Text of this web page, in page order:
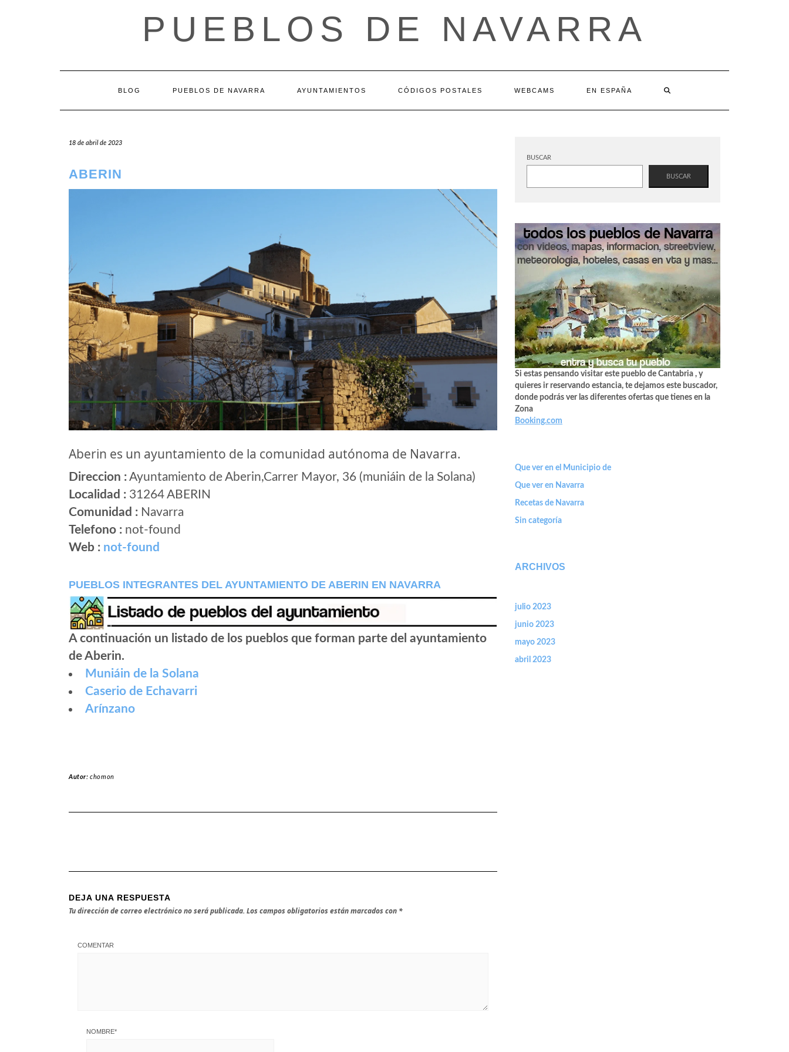
PUEBLOS DE NAVARRA
BLOG PUEBLOS DE NAVARRA AYUNTAMIENTOS CÓDIGOS POSTALES WEBCAMS EN ESPAÑA
18 de abril de 2023
ABERIN
Aberin es un ayuntamiento de la comunidad autónoma de Navarra.
Direccion :Ayuntamiento de Aberin,Carrer Mayor, 36 (muniáin de la Solana)
Localidad : 31264 ABERIN
Comunidad : Navarra
Telefono : not-found
Web : not-found
PUEBLOS INTEGRANTES DEL AYUNTAMIENTO DE ABERIN EN NAVARRA
A continuación un listado de los pueblos que forman parte del ayuntamiento
de Aberin.
Muniáin de la Solana
Caserio de Echavarri
Arínzano
Autor:chomon
DEJA UNA RESPUESTA
Tu dirección de correo electrónico no será publicada. Los campos obligatorios están marcados con *
COMENTAR
NOMBRE*
BUSCAR
BUSCAR
Si estas pensando visitar este pueblo de Cantabria , y
quieres ir reservando estancia, te dejamos este buscador,
donde podrás ver las diferentes ofertas que tienes en la
Zona
Booking.com
Que ver en el Municipio de
Que ver en Navarra
Recetas de Navarra
Sin categoría
ARCHIVOS
julio 2023
junio 2023
mayo 2023
abril 2023